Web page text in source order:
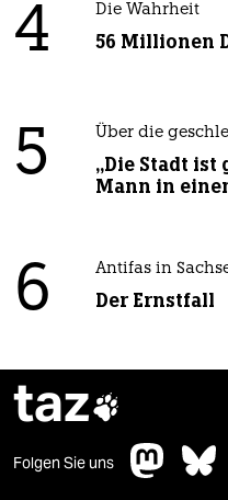
4 Die Wahrheit
56 Millionen
5 Über die
„Die Stadt
Mann in
6 Antifas in
Der Ernstfall
taz
Folgen Sie uns